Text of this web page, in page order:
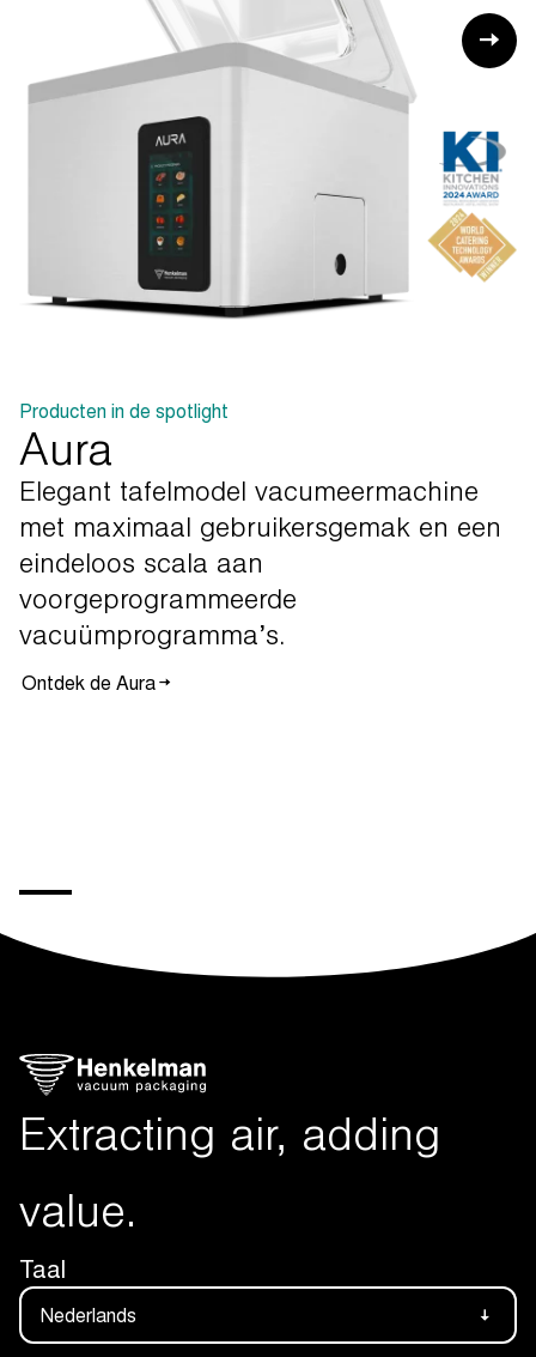
Producten in de spotlight
Aura
Elegant tafelmodel vacumeermachine
met maximaal gebruikersgemak en een
eindeloos scala aan
voorgeprogrammeerde
vacuümprogramma’s.
Ontdek de Aura
Extracting air, adding
value.
Taal
Nederlands